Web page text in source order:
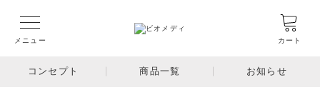
メニュー カート
コンセプト 商品一覧 お知らせ